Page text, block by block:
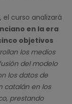
, el curso analizará
en la era
objetivos
los medios
del modelo
los datos de
catalán en los
prestando